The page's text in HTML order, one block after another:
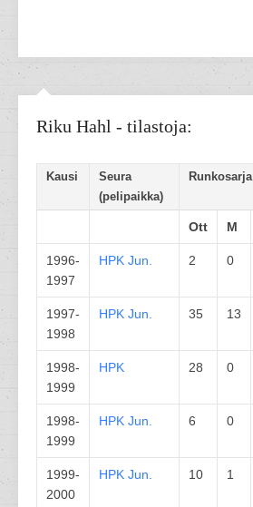
Riku Hahl - tilastoja:
Kausi
Seura
(pelipaikka)
Runkosarja
Ott M
1996-
1997
HPK Jun. 2 0
1997-
1998
HPK Jun. 35 13
1998-
1999
HPK 28 0
1998-
1999
HPK Jun. 6 0
1999-
2000
HPK Jun. 10 1